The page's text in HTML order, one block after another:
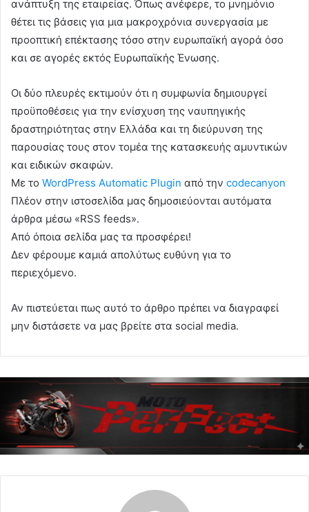
ανάπτυξη της εταιρείας. Όπως ανέφερε, το μνημόνιο
θέτει τις βάσεις για μια μακροχρόνια συνεργασία με
προοπτική επέκτασης τόσο στην ευρωπαϊκή αγορά όσο
και σε αγορές εκτός Ευρωπαϊκής Ένωσης.
Οι δύο πλευρές εκτιμούν ότι η συμφωνία δημιουργεί
προϋποθέσεις για την ενίσχυση της ναυπηγικής
δραστηριότητας στην Ελλάδα και τη διεύρυνση της
παρουσίας τους στον τομέα της κατασκευής αμυντικών
και ειδικών σκαφών.
Με το WordPress Automatic Plugin από την codecanyon
Πλέον στην ιστοσελίδα μας δημοσιεύονται αυτόματα
άρθρα μέσω «RSS feeds».
Από όποια σελίδα μας τα προσφέρει!
Δεν φέρουμε καμιά απολύτως ευθύνη για το
περιεχόμενο.
Αν πιστεύεται πως αυτό το άρθρο πρέπει να διαγραφεί
μην διστάσετε να μας βρείτε στα social media.